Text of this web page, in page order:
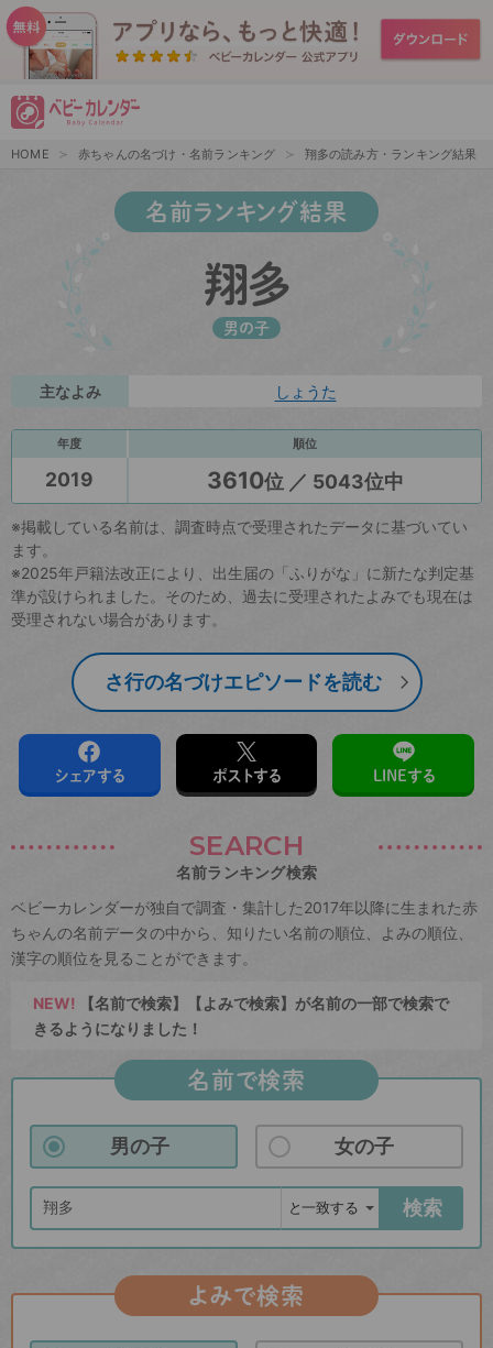
HOME 赤ちゃんの名づけ・名前ランキング 翔多の読み方・ランキング結果
名前ランキング結果
翔多
男の子
主なよみ しょうた
年度 順位
2019 3610位 ／ 5043位中
※掲載している名前は、調査時点で受理されたデータに基づいてい
ます。
※2025年戸籍法改正により、出生届の「ふりがな」に新たな判定基
準が設けられました。そのため、過去に受理されたよみでも現在は
受理されない場合があります。
さ行の名づけエピソードを読む
シェアする ポストする LINEする
SEARCH
名前ランキング検索
ベビーカレンダーが独自で調査・集計した2017年以降に生まれた赤
ちゃんの名前データの中から、知りたい名前の順位、よみの順位、
漢字の順位を見ることができます。
NEW! 【名前で検索】【よみで検索】が名前の一部で検索で
きるようになりました！
名前で検索
男の子 女の子
検索
よみで検索